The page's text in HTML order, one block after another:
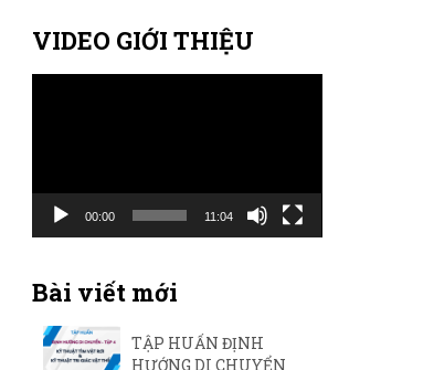
VIDEO GIỚI THIỆU
00:00 11:04
Bài viết mới
TẬP HUẤN ĐỊNH
HƯỚNG DI CHUYỂN